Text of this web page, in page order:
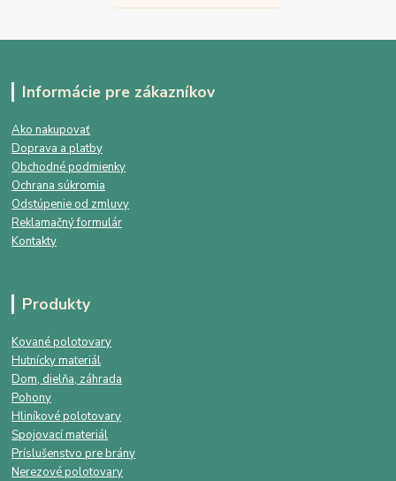
Informácie pre zákazníkov
Ako nakupovať
Doprava a platby
Obchodné podmienky
Ochrana súkromia
Odstúpenie od zmluvy
Reklamačný formulár
Kontakty
Produkty
Kované polotovary
Hutnícky materiál
Dom, dielňa, záhrada
Pohony
Hliníkové polotovary
Spojovací materiál
Príslušenstvo pre brány
Nerezové polotovary